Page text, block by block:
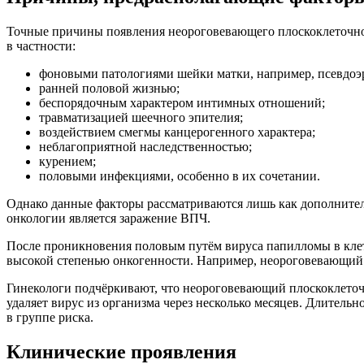
Точные причины появления неороговевающего
в частности:
фоновыми патологиями шейки матки, например,
ранней половой жизнью;
беспорядочным характером интимных отношений;
травматизацией шеечного эпителия;
воздействием смегмы канцерогенного характера;
неблагоприятной наследственностью;
курением;
половыми инфекциями, особенно в их сочетании.
Однако данные факторы рассматриваются лишь как
онкологии является заражение ВПЧ.
После проникновения половым путём вируса папилломы в
высокой степенью онкогенности. Например,
Гинекологи подчёркивают, что неороговевающий
удаляет вирус из организма через несколько месяцев.
в группе риска.
Клинические проявления